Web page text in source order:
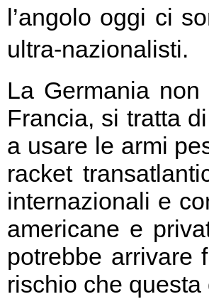
l’angolo oggi ci
ultra-nazionalisti.
La Germania
Francia, si tratta
a usare le armi
racket
internazionali e
americane e
potrebbe arrivare
rischio che